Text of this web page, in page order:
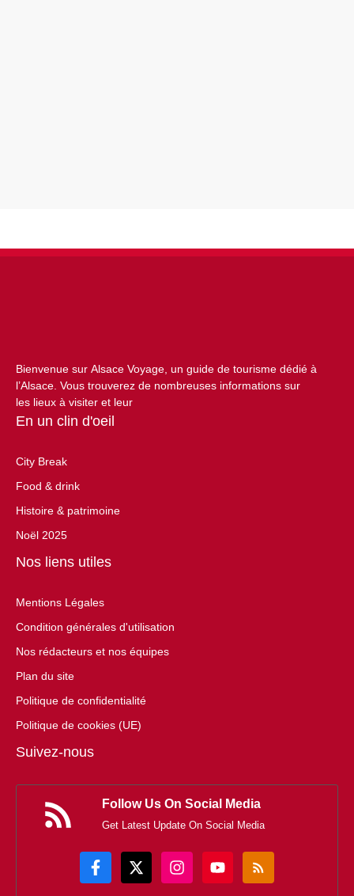
Bienvenue sur Alsace Voyage, un guide de tourisme dédié à
l’Alsace. Vous trouverez de nombreuses informations sur
les lieux à visiter et leur
En un clin d'oeil
City Break
Food & drink
Histoire & patrimoine
Noël 2025
Nos liens utiles
Mentions Légales
Condition générales d'utilisation
Nos rédacteurs et nos équipes
Plan du site
Politique de confidentialité
Politique de cookies (UE)
Suivez-nous
Follow Us On Social Media
Get Latest Update On Social Media